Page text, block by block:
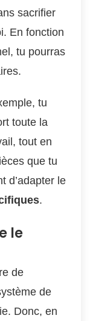
sacrifier
En fonction
tu pourras
tu
toute la
tout en
que tu
d’adapter le
.
le
de
de
Donc, en